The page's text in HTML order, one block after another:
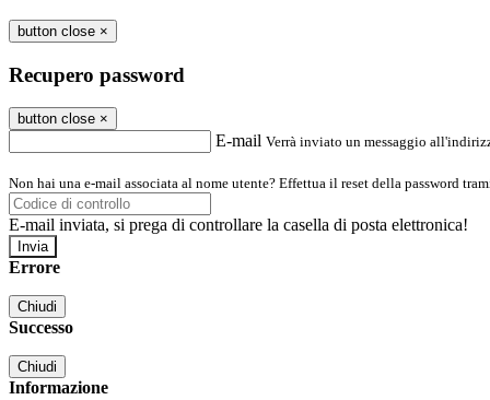
button close ×
Recupero password
button close ×
E-mail Verrà inviato un messaggio
Non hai una e-mail associata al nome utente? Effettua il reset della password
E-mail inviata, si prega di controllare la casella di posta elettronica!
Errore
Chiudi
Successo
Chiudi
Informazione